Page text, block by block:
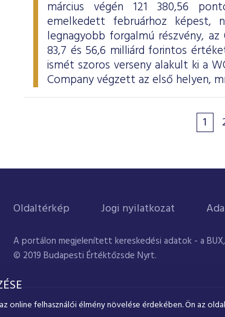
március végén 121 380,56
emelkedett februárhoz
legnagyobb forgalmú részvény,
83,7 és 56,6 milliárd forintos
ismét szoros verseny alakult ki a
Company végzett az első helyen,
1
Oldaltérkép Jogi nyilatkozat
A portálon megjelenített kereskedési adatok - a
© 2019 Budapesti Értéktőzsde Nyrt.
online felhasználói élmény növelése érdekében. Ön az